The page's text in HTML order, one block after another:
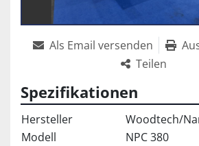
Als Email versenden
Teilen
Spezifikationen
Hersteller
Woodtech/
Modell
NPC 380